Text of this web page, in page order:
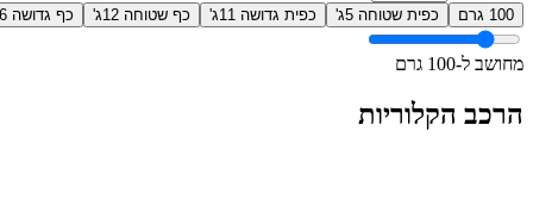
100 גרם כפית שטוחה 5ג' כפית גדושה 11ג' כף שטוחה 12ג' כף גדושה 26ג'
מחושב ל-100 גרם
הרכב הקלוריות